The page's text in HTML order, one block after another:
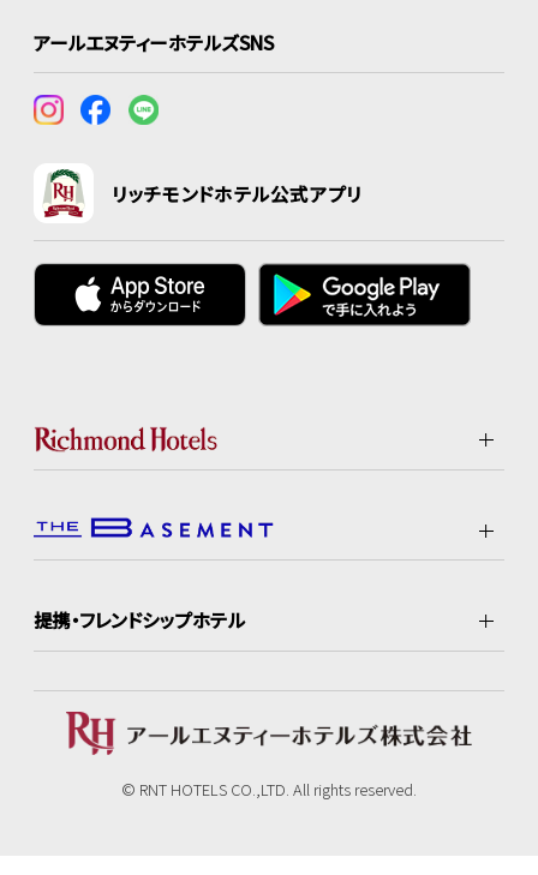
アールエヌティーホテルズSNS
リッチモンドホテル公式アプリ
提携・フレンドシップホテル
© RNT HOTELS CO.,LTD. All rights reserved.